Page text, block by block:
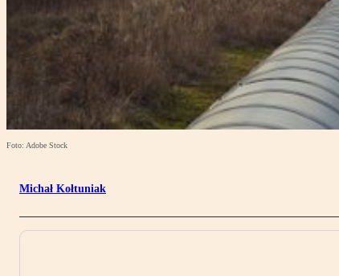
Foto: Adobe Stock
Michał Kołtuniak